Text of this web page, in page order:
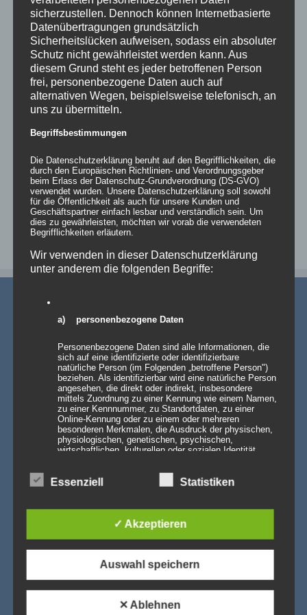
X-VISION – NEU das modulare System für
Eventdekoration und -möbel
X-Vision wurde auf der Best of Event #boe19 vorgestellt und [...]
VonAndrea Rindle | 23. Januar 2019 | Dekoration,Möbel &
Equipment | 0 Kommentare
Weiterlesen
AKTUELLE NEWS
💡 Messehallen sind riesig, die Decken extrem hoch
– Wenn die Technik verschwindet und die Marken
strahlen – Traversenhussen
Traversenhussen: Die elegante Lösung für technische Konstruktionen
Wer hier einen [...]Weiterlesen »
Vom Gentlemen’s Club zum Eventhighlight – wie
den ikonischen Gentlemen’s-Club-Charme [...]
Willkommen in Arnstadt! Zum 25. Mal verwandelt sich
Arnstadt zur [...]Weiterlesen »
sicherzustellen. Dennoch können Internetbasierte
Datenübertragungen grundsätzlich
Sicherheitslücken aufweisen, sodass ein absoluter
Schutz nicht gewährleistet werden kann. Aus
diesem Grund steht es jeder betroffenen Person
frei, personenbezogene Daten auch auf
alternativen Wegen, beispielsweise telefonisch, an
uns zu übermitteln.
Begriffsbestimmungen
Die Datenschutzerklärung beruht auf den Begrifflichkeiten, die
durch den Europäischen Richtlinien- und Verordnungsgeber
beim Erlass der Datenschutz-Grundverordnung (DS-GVO)
verwendet wurden. Unsere Datenschutzerklärung soll sowohl
für die Öffentlichkeit als auch für unsere Kunden und
Geschäftspartner einfach lesbar und verständlich sein. Um
dies zu gewährleisten, möchten wir vorab die verwendeten
Begrifflichkeiten erläutern.
Wir verwenden in dieser Datenschutzerklärung
unter anderem die folgenden Begriffe:
a) personenbezogene Daten
Personenbezogene Daten sind alle Informationen, die
sich auf eine identifizierte oder identifizierbare
natürliche Person (im Folgenden „betroffene Person")
beziehen. Als identifizierbar wird eine natürliche Person
angesehen, die direkt oder indirekt, insbesondere
mittels Zuordnung zu einer Kennung wie einem Namen,
zu einer Kennnummer, zu Standortdaten, zu einer
Online-Kennung oder zu einem oder mehreren
besonderen Merkmalen, die Ausdruck der physischen,
physiologischen, genetischen, psychischen,
wirtschaftlichen, kulturellen oder sozialen Identität
b) betroffene Person
Verantwortlichen verarbeitet werden.
c) Verarbeitung
Essenziell Statistiken
✓ Akzeptieren
Auswahl speichern
✕ Ablehnen